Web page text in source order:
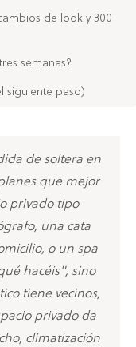
de look y 300
semanas?
siguiente paso)
de soltera en
que mejor
privado tipo
una cata
o un spa
hacéis", sino
tiene vecinos,
privado da
climatización